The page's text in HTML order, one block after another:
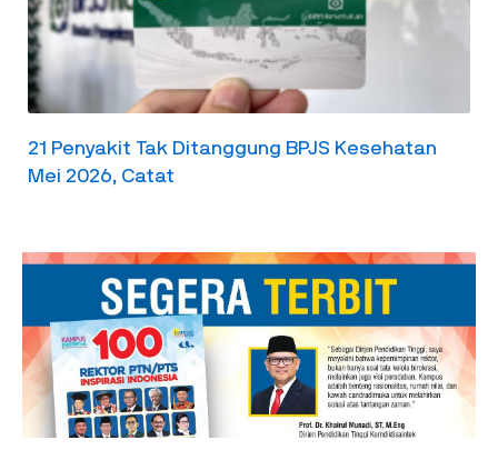
21 Penyakit Tak Ditanggung BPJS Kesehatan
Mei 2026, Catat